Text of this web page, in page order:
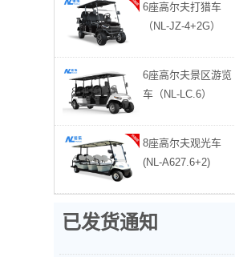
6座高尔夫打猎车
（NL-JZ-4+2G）
6座高尔夫景区游览
车（NL-LC.6）
8座高尔夫观光车
(NL-A627.6+2)
已发货通知
广东深圳 156****2877高尔夫2辆已发货
重庆万州 136****5549观光车2辆已发货
广东深圳 198****9470巡逻车3辆已发货
湖北黄冈 135****3552老爷车1辆已发货
湖北随州 171****8217观光车4辆已发货